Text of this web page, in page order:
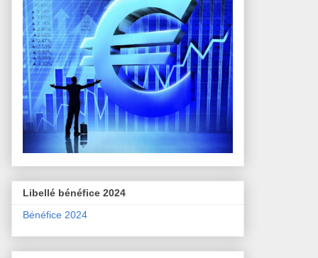
Libellé bénéfice 2024
Bénéfice 2024